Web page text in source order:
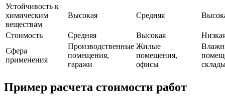
Устойчивость к
химическим
веществам
Высокая Средняя
Стоимость Средняя Высокая
Сфера
применения
Производственные
помещения,
гаражи
Жилые
помещения,
офисы
Пример расчета стоимости работ